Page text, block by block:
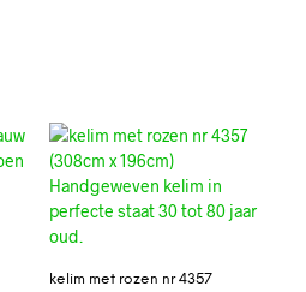
kelim met rozen nr 4357